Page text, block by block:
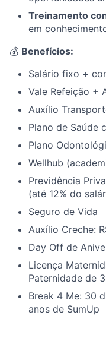
Treinamento
em
💰 Benefícios:
Salário fixo +
Vale Refeição +
Auxílio
Plano de Saúde
Plano
Wellhub
Previdência
(até 12% do
Seguro de Vida
Auxílio Creche:
Day Off de
Licença
Paternidade de
Break 4 Me: 30
anos de SumUp